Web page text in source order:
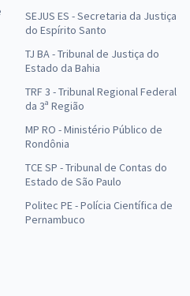
SEJUS ES - Secretaria da Justiça
do Espírito Santo
TJ BA - Tribunal de Justiça do
Estado da Bahia
TRF 3 - Tribunal Regional Federal
da 3ª Região
MP RO - Ministério Público de
Rondônia
TCE SP - Tribunal de Contas do
Estado de São Paulo
Politec PE - Polícia Científica de
Pernambuco